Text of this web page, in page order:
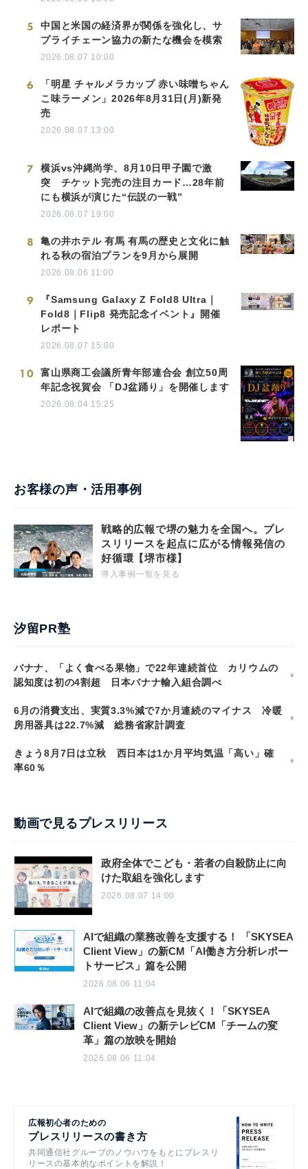
5
中国と米国の経済界が関係を強化し、サ
プライチェーン協力の新たな機会を模索
2026.08.07 10:00
6
「明星 チャルメラカップ 赤い味噌ちゃん
こ味ラーメン」2026年8月31日(月)新発
売
2026.08.07 13:00
7
横浜vs沖縄尚学、8月10日甲子園で激
突 チケット完売の注目カード…28年前
にも横浜が演じた“伝説の一戦”
2026.08.07 19:00
8
亀の井ホテル 有馬 有馬の歴史と文化に触
れる秋の宿泊プランを9月から展開
2026.08.06 11:00
9
『Samsung Galaxy Z Fold8 Ultra｜
Fold8｜Flip8 発売記念イベント』開催
レポート
2026.08.07 15:00
10
富山県商工会議所青年部連合会 創立50周
年記念祝賀会 「DJ盆踊り」を開催します
2026.08.04 15:25
お客様の声・活用事例
戦略的広報で堺の魅力を全国へ。プレ
スリリースを起点に広がる情報発信の
好循環【堺市様】
導入事例一覧を見る
汐留PR塾
バナナ、「よく食べる果物」で22年連続首位 カリウムの
認知度は初の4割超 日本バナナ輸入組合調べ
6月の消費支出、実質3.3%減で7か月連続のマイナス 冷暖
房用器具は22.7%減 総務省家計調査
きょう8月7日は立秋 西日本は1か月平均気温「高い」確
率60％
動画で見るプレスリリース
政府全体でこども・若者の自殺防止に向
けた取組を強化します
2026.08.07 14:00
AIで組織の業務改善を支援する！ 「SKYSEA
Client View」の新CM「AI働き方分析レポー
トサービス」篇を公開
2026.08.06 11:04
AIで組織の改善点を見抜く！「SKYSEA
Client View」の新テレビCM「チームの変
革」篇の放映を開始
2026.08.06 11:04
広報初心者のための
プレスリリースの書き方
共同通信社グループのノウハウをもとにプレスリ
リースの基本的なポイントを解説！